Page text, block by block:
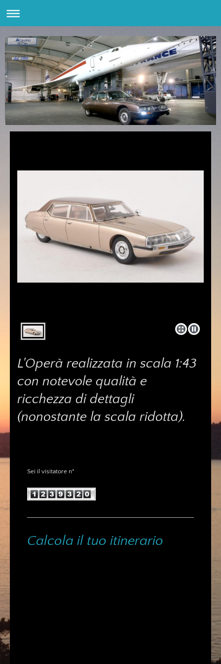
dal 1988
L'Operà realizzata in scala 1:43
con notevole qualità e
ricchezza di dettagli
(nonostante la scala ridotta).
Sei il visitatore n°
Calcola il tuo itinerario